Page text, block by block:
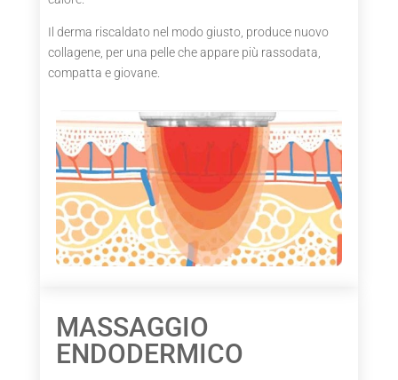
Il derma riscaldato nel modo giusto, produce nuovo
collagene, per una pelle che appare più rassodata,
compatta e giovane.
MASSAGGIO
ENDODERMICO